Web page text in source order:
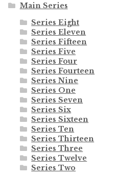
Main Series
Series Eight
Series Eleven
Series Fifteen
Series Five
Series Four
Series Fourteen
Series Nine
Series One
Series Seven
Series Six
Series Sixteen
Series Ten
Series Thirteen
Series Three
Series Twelve
Series Two